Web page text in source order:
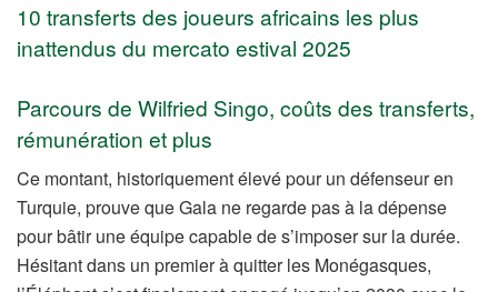
10 transferts des joueurs africains les plus
inattendus du mercato estival 2025
Parcours de Wilfried Singo, coûts des transferts,
rémunération et plus
Ce montant, historiquement élevé pour un défenseur en
Turquie, prouve que Gala ne regarde pas à la dépense
pour bâtir une équipe capable de s’imposer sur la durée.
Hésitant dans un premier à quitter les Monégasques,